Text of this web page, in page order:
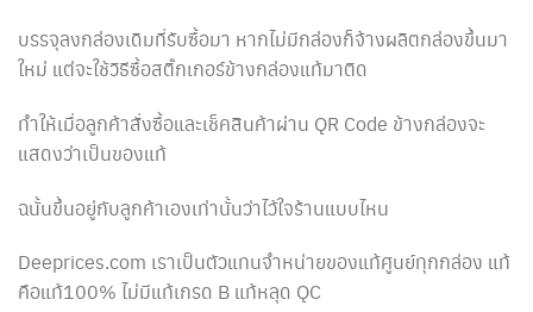
บรรจุลงกล่องเดิมที่รับซื้อมา หากไม่มีกล่องก็จ้างผลิตกล่องขึ้นมา
ใหม่ แต่จะใช้วิธีซื้อสติ๊กเกอร์ข้างกล่องแท้มาติด
ทำให้เมื่อลูกค้าสั่งซื้อและเช็คสินค้าผ่าน QR Code ข้างกล่องจะ
แสดงว่าเป็นของแท้
ฉนั้นขึ้นอยู่กับลูกค้าเองเท่านั้นว่าไว้ใจร้านแบบไหน
Deeprices.com เราเป็นตัวแทนจำหน่ายของแท้ศูนย์ทุกกล่อง แท้
คือแท้100% ไม่มีแท้เกรด B แท้หลุด QC